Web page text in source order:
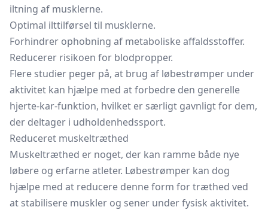
iltning af musklerne.
Optimal ilttilførsel til musklerne.
Forhindrer ophobning af metaboliske affaldsstoffer.
Reducerer risikoen for blodpropper.
Flere studier peger på, at brug af løbestrømper under
aktivitet kan hjælpe med at forbedre den generelle
hjerte-kar-funktion, hvilket er særligt gavnligt for dem,
der deltager i udholdenhedssport.
Reduceret muskeltræthed
Muskeltræthed er noget, der kan ramme både nye
løbere og erfarne atleter. Løbestrømper kan dog
hjælpe med at reducere denne form for træthed ved
at stabilisere muskler og sener under fysisk aktivitet.